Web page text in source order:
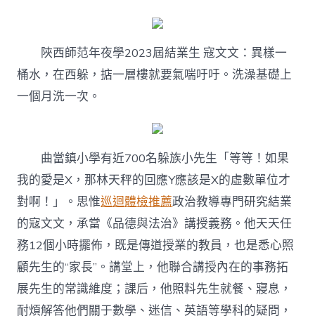
陜西師范年夜學2023屆結業生 寇文文：異樣一
桶水，在西躲，掂一層樓就要氣喘吁吁。洗澡基礎上
一個月洗一次。
曲當鎮小學有近700名躲族小先生「等等！如果
我的愛是X，那林天秤的回應Y應該是X的虛數單位才
對啊！」。思惟巡迴體檢推薦政治教導專門研究結業
的寇文文，承當《品德與法治》講授義務。他天天任
務12個小時擺佈，既是傳道授業的教員，也是悉心照
顧先生的“家長”。講堂上，他聯合講授內在的事務拓
展先生的常識維度；課后，他照料先生就餐、寢息，
耐煩解答他們關于數學、迷信、英語等學科的疑問，